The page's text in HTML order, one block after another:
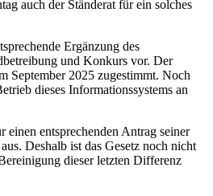
auch der Ständerat für ein solches
Ergänzung des
und Konkurs vor. Der
September 2025 zugestimmt. Noch
dieses Informationssystems an
einen entsprechenden Antrag seiner
Deshalb ist das Gesetz noch nicht
dieser letzten Differenz